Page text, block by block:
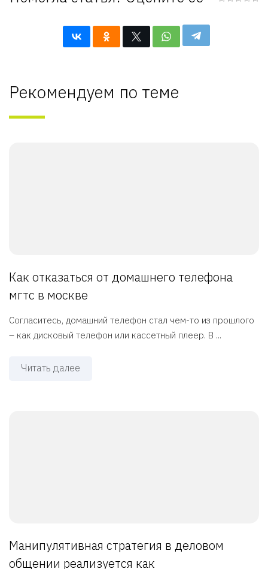
Рекомендуем по теме
Как отказаться от домашнего телефона
мгтс в москве
Согласитесь, домашний телефон стал чем-то из прошлого
– как дисковый телефон или кассетный плеер. В ...
Читать далее
Манипулятивная стратегия в деловом
общении реализуется как